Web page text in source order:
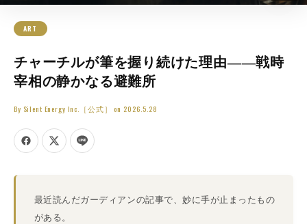
ART
チャーチルが筆を握り続けた理由――戦時
宰相の静かなる避難所
By Silent Energy Inc.［公式］ on 2026.5.28
最近読んだガーディアンの記事で、妙に手が止まったもの
がある。